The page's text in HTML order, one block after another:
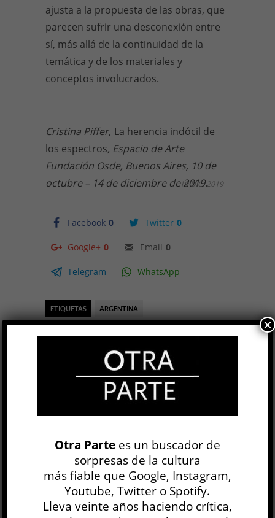
ajusta a la propuesta de las obras, que
parecen sufrir una desconexión entre
sí, más allá de la continuidad de la
temática y de los materiales y
conceptos involucrados.
Cristina Piffer, La herencia indócil de
los espectros, Espacio de Arte
Fundación Osde, Buenos Aires, 10 de
octubre – 14 de diciembre de 2019.
Facebook 0 Twitter 0
Google+ 0 Email 0
Telegram WhatsApp
19 DIC, 2019
ETIQUETAS ARGENTINA
HISTORIA MEMORIA
Hipnagogia
Florencia Caiazza
6 AGO
Las paredes de la galería conservan huellas
materiales de su pasado. Como si se tratara de
un estrato geológico,...
Otra Partees un buscador de
sorpresas de la cultura
más fiable que Google, Instagram,
Youtube, Twitter o Spotify.
Lleva veinte años haciendo crítica,
×